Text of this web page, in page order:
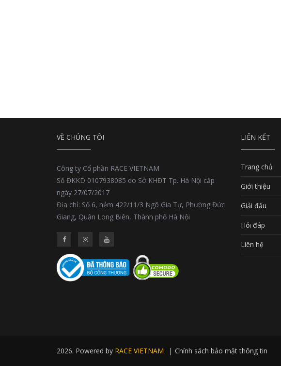
VỀ CHÚNG TÔI
Công ty Cổ phần RACE VIETNAM
Số ĐKKD 0107938085 do Sở KHĐT Tp. Hà Nội cấp
ngày 27/07/2017
Địa chỉ: Số 6, hẻm 422/11/3 Ngô Gia Tự, Phường Đức
Giang, Quận Long Biên, Thành phố Hà Nội
LIÊN KẾT
Trang chủ
Giới thiệu
Giải đấu
Hỏi đáp
Liên hệ
2026. Powered by RACE VIETNAM | Chính sách bảo mật thông tin